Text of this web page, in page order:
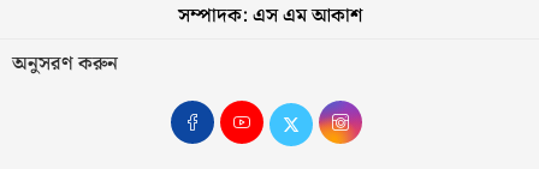
সম্পাদক: এস এম আকাশ
অনুসরণ করুন